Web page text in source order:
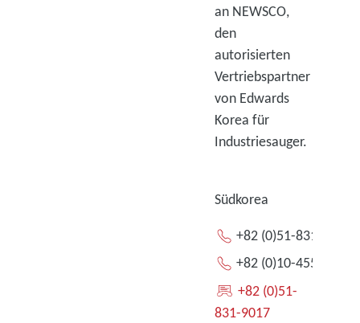
an NEWSCO,
den
autorisierten
Vertriebspartner
von Edwards
Korea für
Industriesauger.
Südkorea
+82 (0)51-831-9013
+82 (0)10-4553-3111
+82 (0)51-
831-9017